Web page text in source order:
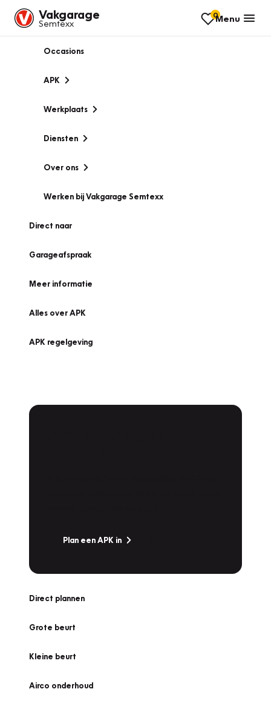
Vakgarage
Semtexx
0Menu
Occasions
APK
Werkplaats
Diensten
Over ons
Werken bij Vakgarage Semtexx
Direct naar
Garageafspraak
Meer informatie
Alles over APK
APK regelgeving
Plan een APK in
Direct plannen
Grote beurt
Kleine beurt
Airco onderhoud